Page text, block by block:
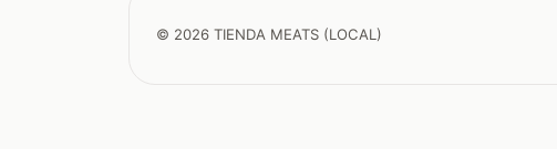
© 2026 TIENDA MEATS (LOCAL)